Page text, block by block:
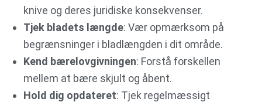
knive og deres juridiske konsekvenser.
Tjek bladets længde: Vær opmærksom på
begrænsninger i bladlængden i dit område.
Kend bærelovgivningen: Forstå forskellen
mellem at bære skjult og åbent.
Hold dig opdateret: Tjek regelmæssigt